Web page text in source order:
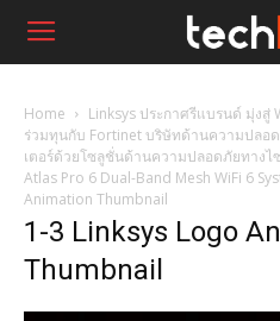
Home
Linksys ประกาศรีแบรนด์ มุ่งสู่
ร่วมทุนกับ Fortinet บริษัทด้านความปลอ
เตอร์ด้วยโซลูชั่นด้านความปลอดภัยทางไ
Atlas Pro 6 Dual-Band Mesh WiFi 6
Animation Thumbnail
1-3 Linksys Logo
Thumbnail